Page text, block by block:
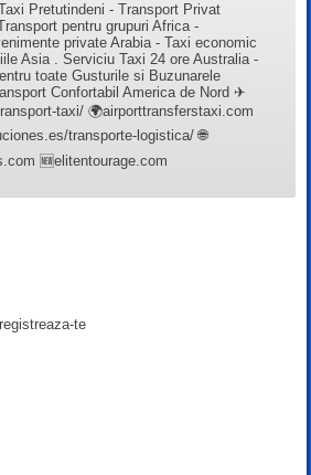
Pretutindeni - Transport Privat
pentru grupuri Africa -
private Arabia - Taxi economic
Asia . Serviciu Taxi 24 ore Australia -
toate Gusturile si Buzunarele
Confortabil America de Nord ✈
taxi/ 🌍airporttransferstaxi.com
transporte-logistica/ 🌐
🆕elitentourage.com
te